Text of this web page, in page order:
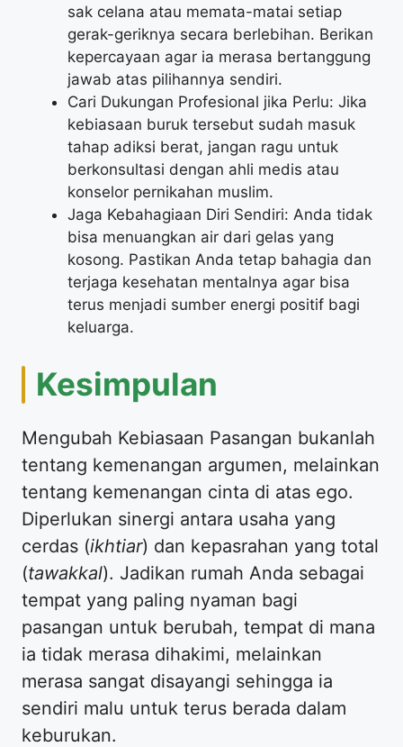
sak celana atau memata-matai setiap
gerak-geriknya secara berlebihan. Berikan
kepercayaan agar ia merasa bertanggung
jawab atas pilihannya sendiri.
Cari Dukungan Profesional jika Perlu: Jika
kebiasaan buruk tersebut sudah masuk
tahap adiksi berat, jangan ragu untuk
berkonsultasi dengan ahli medis atau
konselor pernikahan muslim.
Jaga Kebahagiaan Diri Sendiri: Anda tidak
bisa menuangkan air dari gelas yang
kosong. Pastikan Anda tetap bahagia dan
terjaga kesehatan mentalnya agar bisa
terus menjadi sumber energi positif bagi
keluarga.
Kesimpulan
Mengubah Kebiasaan Pasangan bukanlah
tentang kemenangan argumen, melainkan
tentang kemenangan cinta di atas ego.
Diperlukan sinergi antara usaha yang
cerdas (ikhtiar) dan kepasrahan yang total
(tawakkal). Jadikan rumah Anda sebagai
tempat yang paling nyaman bagi
pasangan untuk berubah, tempat di mana
ia tidak merasa dihakimi, melainkan
merasa sangat disayangi sehingga ia
sendiri malu untuk terus berada dalam
keburukan.